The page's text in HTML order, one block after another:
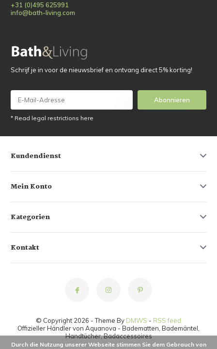
+31 (0)495 625991
info@bath-living.com
Schrijf je in voor de nieuwsbrief en ontvang direct 5% korting!
Abonnieren
* Read legal restrictions here
Kundendienst
Mein Konto
Kategorien
Kontakt
© Copyright 2026 - Theme By DMWS - RSS feed
Offizieller Händler von Aquanova - Badematten, Bademäntel,
Handtücher, Badaccessoires
Durch die Nutzung unserer Webseite stimmen Sie dem Gebrauch von